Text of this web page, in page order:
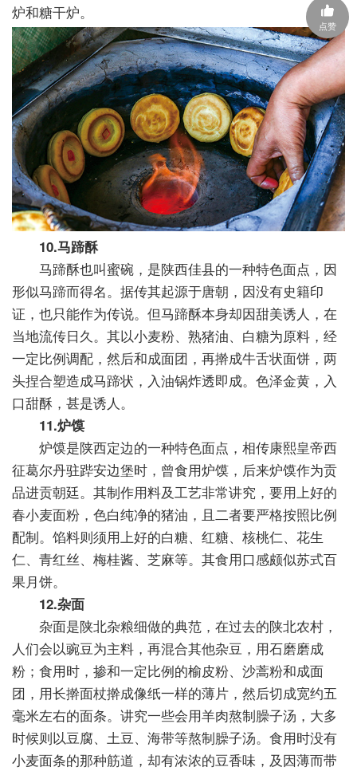
点赞
炉和糖干炉。
10.马蹄酥
马蹄酥也叫蜜碗，是陕西佳县的一种特色面点，因
形似马蹄而得名。据传其起源于唐朝，因没有史籍印
证，也只能作为传说。但马蹄酥本身却因甜美诱人，在
当地流传日久。其以小麦粉、熟猪油、白糖为原料，经
一定比例调配，然后和成面团，再擀成牛舌状面饼，两
头捏合塑造成马蹄状，入油锅炸透即成。色泽金黄，入
口甜酥，甚是诱人。
11.炉馍
炉馍是陕西定边的一种特色面点，相传康熙皇帝西
征葛尔丹驻跸安边堡时，曾食用炉馍，后来炉馍作为贡
品进贡朝廷。其制作用料及工艺非常讲究，要用上好的
春小麦面粉，色白纯净的猪油，且二者要严格按照比例
配制。馅料则须用上好的白糖、红糖、核桃仁、花生
仁、青红丝、梅桂酱、芝麻等。其食用口感颇似苏式百
果月饼。
12.杂面
杂面是陕北杂粮细做的典范，在过去的陕北农村，
人们会以豌豆为主料，再混合其他杂豆，用石磨磨成
粉；食用时，掺和一定比例的榆皮粉、沙蒿粉和成面
团，用长擀面杖擀成像纸一样的薄片，然后切成宽约五
毫米左右的面条。讲究一些会用羊肉熬制臊子汤，大多
时候则以豆腐、土豆、海带等熬制臊子汤。食用时没有
小麦面条的那种筋道，却有浓浓的豆香味，及因薄而带